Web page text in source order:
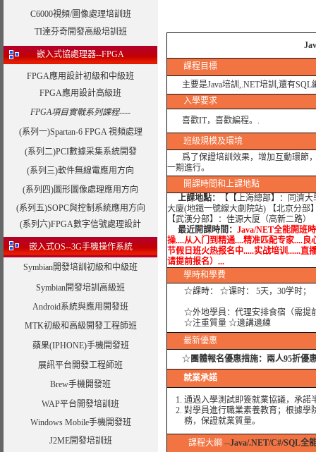
C6000視頻/圖像處理培訓班
TI達芬奇開發高級培訓班
嵌入式協處理器--FPGA
FPGA應用設計初級和中級班
FPGA應用設計高級班
FPGA項目實戰系列課程----
(系列一)Spartan-6 FPGA 視頻處理
(系列二)PCI數據采集系統開發
(系列三)軟件無線電應用方向
(系列四)圖形圖像處理應用方向
(系列五)SOPC與控制系統應用方向
(系列六)FPGA數字信號處理設計
嵌入式OS--3G手機操作系統
Symbian開發培訓初級和中級班
Symbian開發培訓高級班
Android系統與應用開發班
MTK初級和高級開發工程師班
蘋果(IPHONE)手機開發班
展訊平台開發工程師班
Brew手機開發班
WAP平台開發培訓班
Windows Mobile手機開發班
J2ME開發培訓班
課程目標
主要是Java培訓,.NET培訓,還有SQL
入學要求
喜歡IT，喜歡編程。.
班級規模及環境
爲了保證培訓效果，增加互動環節，
一期進行。
開課時間和上課地點
上課地點：
【【上海總部】：同濟
大廈(地鐵一號線大劇院站) 【北京分部
【武漢分部】：佳源大厦（高新二路
最近開課時間： Java/NET全能開班
操....从入门到精通....精准匹配专家....
节假日班火热报名中.....实战培训......直
请提前报名）...
學時和學費
☆課時： ☆课时： 5天，30学时；
☆外地學員：代理安排食宿（需提
☆注重質量 ☆邊講邊練
最新優惠
☆ 團體報名優惠措施： 兩人95折優
就業承諾
1. 通過入學測試即簽就業協議，承諾
2. 對學員進行職業素養教育；根據學
務，保證就業質量。
課程大綱 --Java/.NET/C#/SQL全